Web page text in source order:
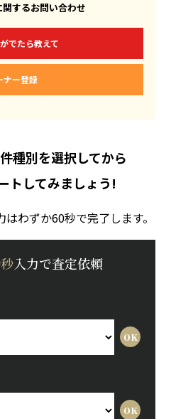
関するお問い合わせ
でたら教えて
ナー登録
種別を選択してから
トしてみましょう!
わずか60秒で完了します。
秒入力で査定依頼